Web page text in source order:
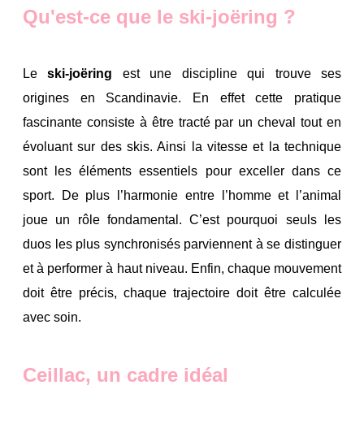
Qu'est-ce que le ski-joëring ?
Leski-joëring est une discipline qui trouve ses
origines en Scandinavie. En effet cette pratique
fascinante consiste à être tracté par un cheval tout en
évoluant sur des skis. Ainsi la vitesse et la technique
sont les éléments essentiels pour exceller dans ce
sport. De plus l’harmonie entre l’homme et l’animal
joue un rôle fondamental. C’est pourquoi seuls les
duos les plus synchronisés parviennent à se distinguer
et à performer à haut niveau. Enfin, chaque mouvement
doit être précis, chaque trajectoire doit être calculée
avec soin.
Ceillac, un cadre idéal